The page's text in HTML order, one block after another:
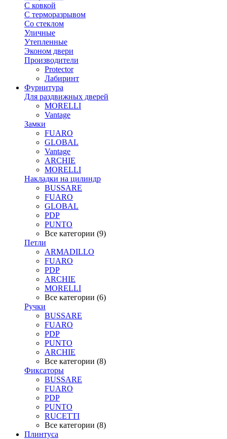
С ковкой
С терморазрывом
Со стеклом
Уличные
Утепленные
Эконом двери
Производители
Protector
Лабиринт
Фурнитура
Для раздвижных дверей
MORELLI
Vantage
Замки
FUARO
GLOBAL
Vantage
ARCHIE
MORELLI
Накладки на цилиндр
BUSSARE
FUARO
GLOBAL
PDP
PUNTO
Все категории (9)
Петли
ARMADILLO
FUARO
PDP
ARCHIE
MORELLI
Все категории (6)
Ручки
BUSSARE
FUARO
PDP
PUNTO
ARCHIE
Все категории (8)
Фиксаторы
BUSSARE
FUARO
PDP
PUNTO
RUCETTI
Все категории (8)
Плинтуса